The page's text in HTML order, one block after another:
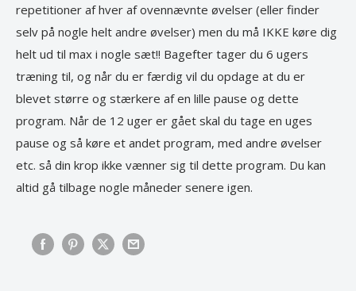
repetitioner af hver af ovennævnte øvelser (eller finder
selv på nogle helt andre øvelser) men du må IKKE køre dig
helt ud til max i nogle sæt!! Bagefter tager du 6 ugers
træning til, og når du er færdig vil du opdage at du er
blevet større og stærkere af en lille pause og dette
program. Når de 12 uger er gået skal du tage en uges
pause og så køre et andet program, med andre øvelser
etc. så din krop ikke vænner sig til dette program. Du kan
altid gå tilbage nogle måneder senere igen.